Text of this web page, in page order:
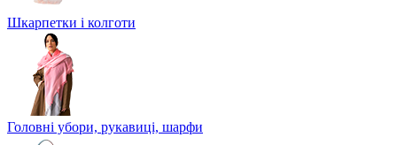
Шкарпетки і колготи
Головні убори, рукавиці, шарфи